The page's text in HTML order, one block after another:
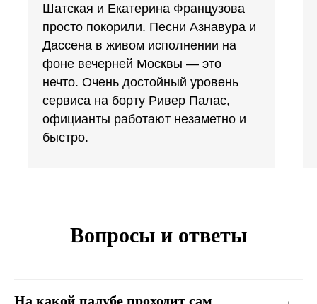
Шатская и Екатерина Французова
просто покорили. Песни Азнавура и
Дассена в живом исполнении на
фоне вечерней Москвы — это
нечто. Очень достойный уровень
сервиса на борту Ривер Палас,
официанты работают незаметно и
быстро.
Вопросы и ответы